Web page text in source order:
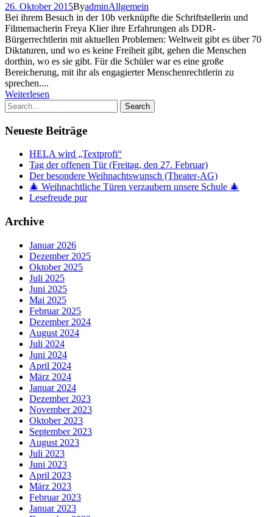
26. Oktober 2015ByadminAllgemein
Bei ihrem Besuch in der 10b verknüpfte die Schriftstellerin und
Filmemacherin Freya Klier ihre Erfahrungen als DDR-
Bürgerrechtlerin mit aktuellen Problemen: Weltweit gibt es über 70
Diktaturen, und wo es keine Freiheit gibt, gehen die Menschen
dorthin, wo es sie gibt. Für die Schüler war es eine große
Bereicherung, mit ihr als engagierter Menschenrechtlerin zu
sprechen....
Weiterlesen
Neueste Beiträge
HELA wird „Textprofi“
Tag der offenen Tür (Freitag, den 27. Februar)
Der besondere Weihnachtswunsch (Theater-AG)
🎄 Weihnachtliche Türen verzaubern unsere Schule 🎄
Lesefreude pur
Archive
Januar 2026
Dezember 2025
Oktober 2025
Juli 2025
Juni 2025
Mai 2025
Februar 2025
Dezember 2024
August 2024
Juli 2024
Juni 2024
April 2024
März 2024
Januar 2024
Dezember 2023
November 2023
Oktober 2023
September 2023
August 2023
Juli 2023
Juni 2023
April 2023
März 2023
Februar 2023
Januar 2023